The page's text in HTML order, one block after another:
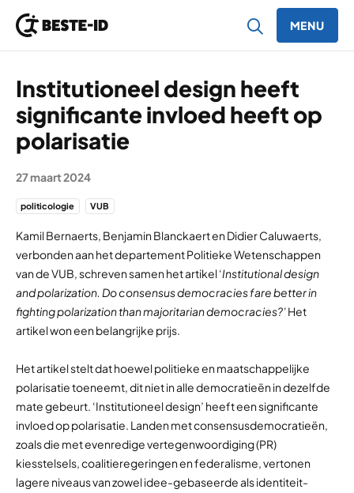
MENU
Institutioneel design heeft
significante invloed heeft op
polarisatie
27 maart 2024
politicologie VUB
Kamil Bernaerts, Benjamin Blanckaert en Didier Caluwaerts,
verbonden aan het departement Politieke Wetenschappen
van de VUB, schreven samen het artikel ‘Institutional design
and polarization. Do consensus democracies fare better in
fighting polarization than majoritarian democracies?’Het
artikel won een belangrijke prijs.
Het artikel stelt dat hoewel politieke en maatschappelijke
polarisatie toeneemt, dit niet in alle democratieën in dezelfde
mate gebeurt. ‘Institutioneel design’ heeft een significante
invloed op polarisatie. Landen met consensusdemocratieën,
zoals die met evenredige vertegenwoordiging (PR)
kiesstelsels, coalitieregeringen en federalisme, vertonen
lagere niveaus van zowel idee-gebaseerde als identiteit-